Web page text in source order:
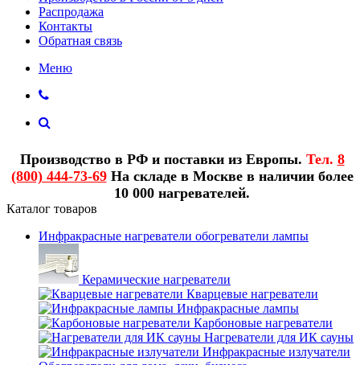
Распродажа
Контакты
Обратная связь
Меню
Производство в РФ и поставки из Европы. Тел. 8
(800) 444-73-69На складе в Москве в наличии более
10 000 нагревателей.
Каталог товаров
Инфракрасные нагреватели обогреватели лампы
Керамические нагреватели
Кварцевые нагреватели
Инфракрасные лампы
Карбоновые нагреватели
Нагреватели для ИК сауны
Инфракрасные излучатели